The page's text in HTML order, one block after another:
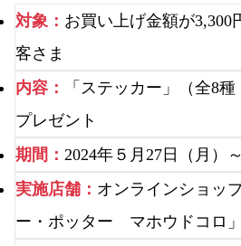
対象： お買い上げ金額が3,300
客さま
内容：
「ステッカー」（全8
プレゼント
期間： 2024年５月27日（月）
実施店舗： オンラインショッ
ー・ポッター マホウドコロ」